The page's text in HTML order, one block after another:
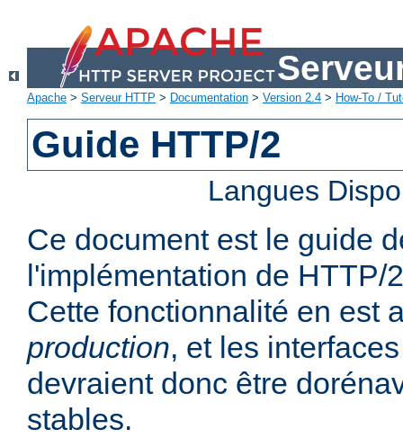
Apache > Serveur HTTP > Documentation > Version 2.4 > How-To /
Guide HTTP/2
Langues
Ce document est le guide
l'implémentation de HTTP/
Cette fonctionnalité en est
production, et les
devraient donc être
stables.